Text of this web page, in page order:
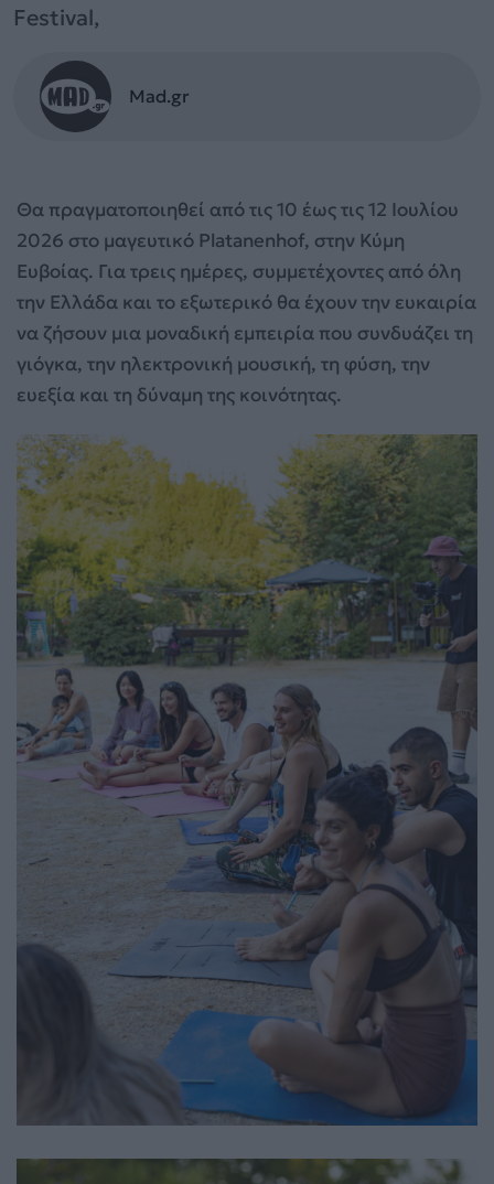
Festival,
Mad.gr
Θα πραγματοποιηθεί από τις 10 έως τις 12 Ιουλίου
2026 στο μαγευτικό Platanenhof, στην Κύμη
Ευβοίας. Για τρεις ημέρες, συμμετέχοντες από όλη
την Ελλάδα και το εξωτερικό θα έχουν την ευκαιρία
να ζήσουν μια μοναδική εμπειρία που συνδυάζει τη
γιόγκα, την ηλεκτρονική μουσική, τη φύση, την
ευεξία και τη δύναμη της κοινότητας.